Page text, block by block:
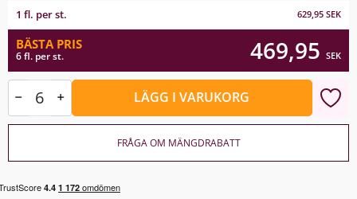
1 fl. per st. 629,95 SEK
BÄSTA PRIS
6 fl. per st. 469,95 SEK
LÄGG I VARUKORG
FRÅGA OM MÄNGDRABATT